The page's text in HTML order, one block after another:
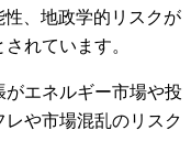
、地政学的リスクが
されています。
エネルギー市場や投
や市場混乱のリスク